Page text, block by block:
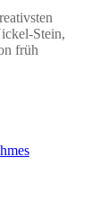
Stein,
früh